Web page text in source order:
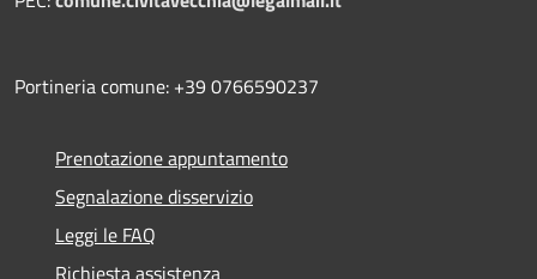
Portineria comune: +39 0766590237
Prenotazione appuntamento
Segnalazione disservizio
Leggi le FAQ